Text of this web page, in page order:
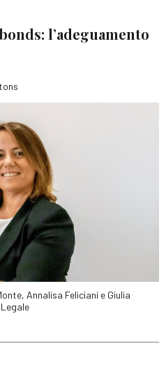
l’adeguamento
Annalisa Feliciani e Giulia